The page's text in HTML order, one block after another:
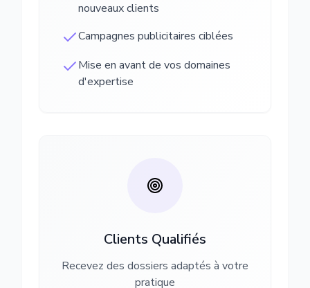
nouveaux clients
Campagnes publicitaires ciblées
Mise en avant de vos domaines
d'expertise
Clients Qualifiés
Recevez des dossiers adaptés à votre
pratique